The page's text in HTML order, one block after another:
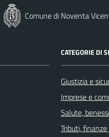
Comune di Noventa
CATEGORIE DI
Giustizia e
Imprese e
Salute,
Tributi,